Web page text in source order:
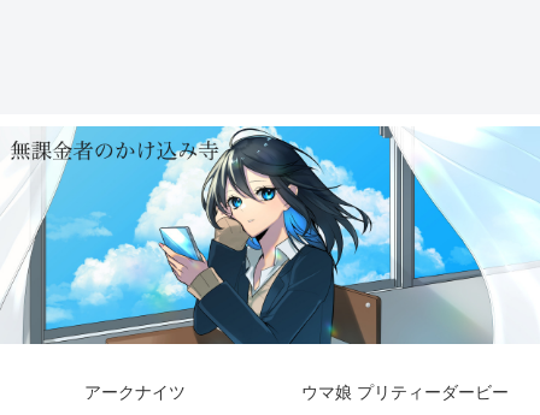
アークナイツ ウマ娘 プリティーダービー